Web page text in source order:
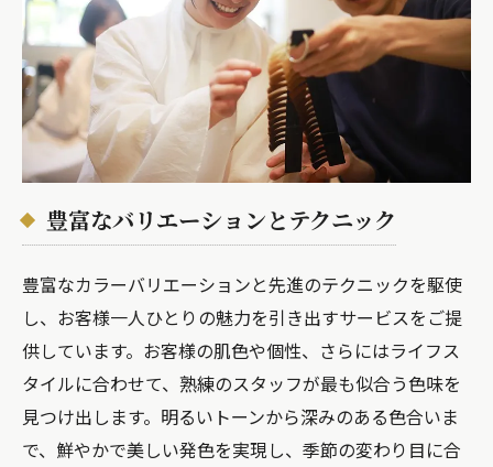
豊富なバリエーションとテクニック
豊富なカラーバリエーションと先進のテクニックを駆使
し、お客様一人ひとりの魅力を引き出すサービスをご提
供しています。お客様の肌色や個性、さらにはライフス
タイルに合わせて、熟練のスタッフが最も似合う色味を
見つけ出します。明るいトーンから深みのある色合いま
で、鮮やかで美しい発色を実現し、季節の変わり目に合